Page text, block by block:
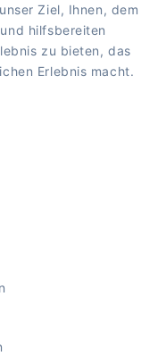
Ziel, Ihnen, dem
hilfsbereiten
zu bieten, das
Erlebnis macht.